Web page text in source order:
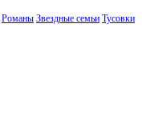
Романы Звездные семьи Тусовки